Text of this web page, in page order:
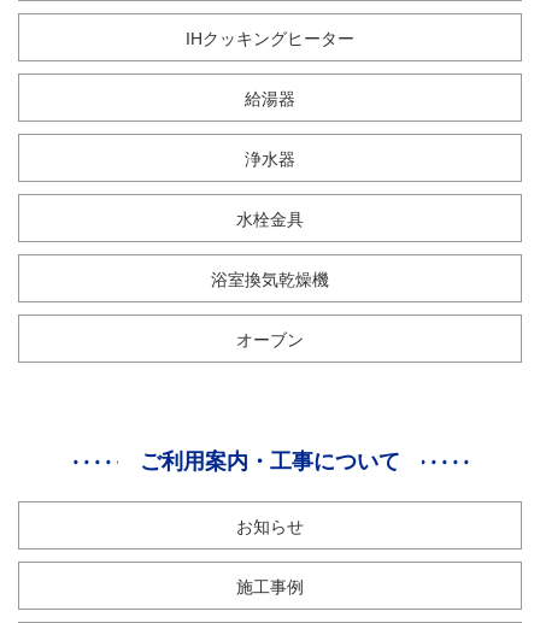
IHクッキングヒーター
給湯器
浄水器
水栓金具
浴室換気乾燥機
オーブン
ご利用案内・工事について
お知らせ
施工事例